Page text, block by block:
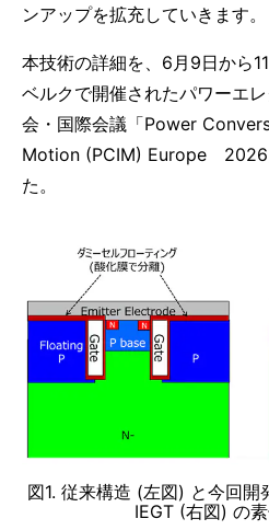
ンアップを拡充していきます。
本技術の詳細を、6月9日から
ベルクで開催されたパワーエ
会・国際会議「Power
Motion (PCIM) Europe 2026
た。
図1. 従来構造 (左図) と今回
IEGT (右図) の